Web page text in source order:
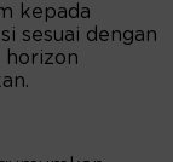
kepada
sesuai dengan
horizon